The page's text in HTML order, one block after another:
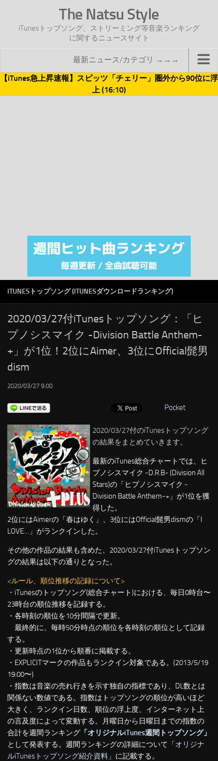
The Natsu Style
iTunesトップソング、ストリーミング等音楽ランキング
に関するニュースサイト
最新ニュース/カテゴリ →→→
TOP
注目カテゴリ
オリジナルiTunes週間トップソング
RSS
LINKS
【iTunes急上昇速報】スピッツ「チェリー」圏外から90位に浮
上 (16:10)
ITUNESトップソング (ITUNESダウンロードランキング)
2020/03/27付iTunesトップソング：「ヒ
プノシスマイク -Division Battle Anthem-
+」が1位！2位にAimer、3位にOfficial髭男
dism
2020/03/27 9:00
Pocket
2020/03/27付のiTunesトップソング
の結果をまとめていきます。
最新のiTunes総合チャートでは、ヒ
プノシスマイク -D.R.B- (Division All
Stars)の「ヒプノシスマイク -
Division Battle Anthem-+」が1位を獲
得した。
2位にはAimerの「春はゆく」、3位にはOfficial髭男dismの「I
LOVE…」がランクインした。
その他の作品の結果も含めた、2020/03/27付iTunesトップソン
グの結果は以下の通りとなった。
<ルール、順位推移の記録について>
・iTunesのトップソング(総合チャート)における、毎日0時台〜
23時台の順位推移を記録する。
・各時刻の順位を10分間隔で更新。
最終的に、毎時50分時点の順位を各時刻の順位として記録
する。
・更新時点の1位から順番に掲載する。
・EXPLICITマークの作品もランクイン対象である。(2013/5/19
19:00〜)
・指数は音楽の売れ行きを示す独自の指標であり、DL数とは
関係ない数値である。指数はトップソングの順位が高いほど
大きく、ランクイン日数、順位の浮上度、インターネット上
の言及度によって変動する。月曜日から日曜日までの指数の
合計を週間ランキング 「オリジナルiTunes週間トップソング」
として発表する。週間ランキングの詳細について「オリジナ
ルiTunesトップソング紹介資料 」に記載する。